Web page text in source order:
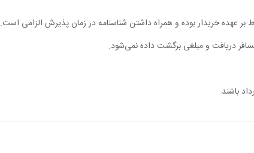
عهده خریدار بوده و همراه داشتن شناسنامه در زمان پذیرش الزامی است.
مسافر دریافت و مبلغی برگشت داده نمی‌شود.
باشند.